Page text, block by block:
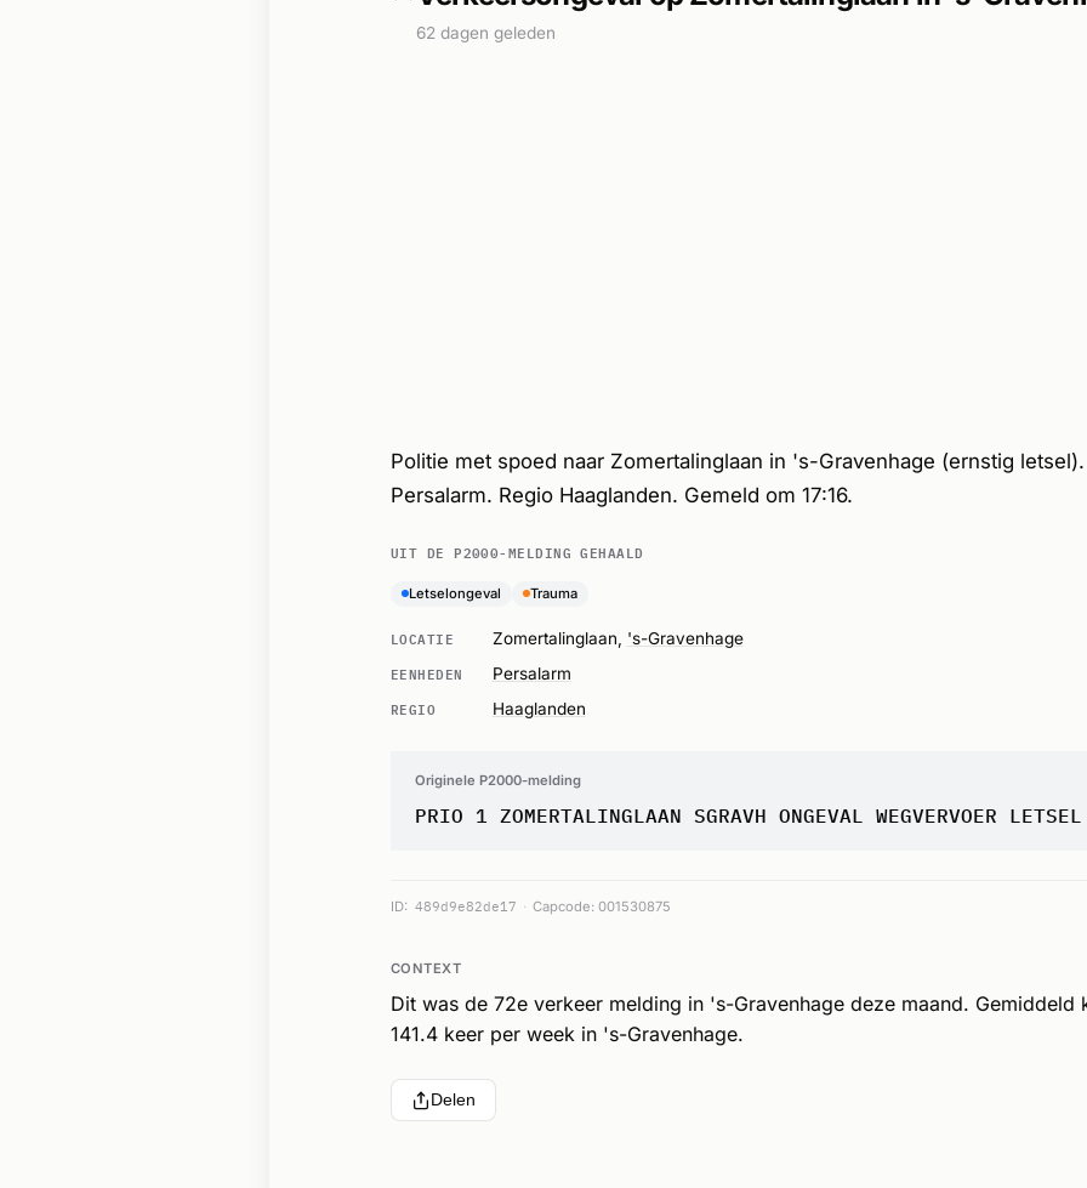
62 dagen geleden
Politie met spoed naar Zomertalinglaan in 's-Gravenhage (ernstig
Persalarm. Regio Haaglanden. Gemeld om 17:16.
UIT DE P2000-MELDING GEHAALD
Letselongeval Trauma
LOCATIE Zomertalinglaan, 's-Gravenhage
EENHEDEN Persalarm
REGIO Haaglanden
Originele P2000-melding
PRIO 1 ZOMERTALINGLAAN SGRAVH ONGEVAL WEGVERVOER LETSEL
ID: 489d9e82de17 Capcode: 001530875
CONTEXT
Dit was de 72e verkeer melding in 's-Gravenhage deze maand. Gemiddeld
141.4 keer per week in 's-Gravenhage.
Delen